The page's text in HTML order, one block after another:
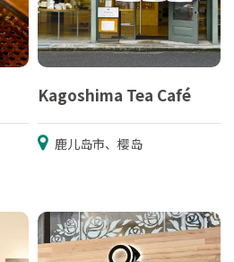
Kagoshima Tea Café
鹿儿岛市、樱岛